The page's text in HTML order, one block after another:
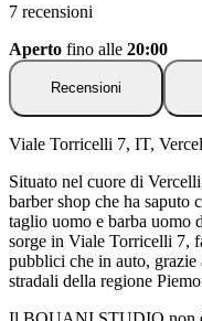
7 recensioni
Aperto fino alle 20:00
Recensioni
Viale Torricelli 7, IT,
Situato nel cuore di
barber shop che ha saputo
taglio uomo e barba uomo
sorge in Viale Torricelli 7,
pubblici che in auto,
stradali della regione